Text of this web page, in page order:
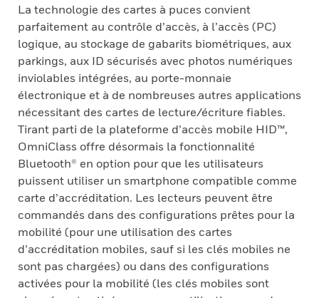
La technologie des cartes à puces convient
parfaitement au contrôle d’accès, à l’accès (PC)
logique, au stockage de gabarits biométriques, aux
parkings, aux ID sécurisés avec photos numériques
inviolables intégrées, au porte-monnaie
électronique et à de nombreuses autres applications
nécessitant des cartes de lecture/écriture fiables.
Tirant parti de la plateforme d’accès mobile HID™,
OmniClass offre désormais la fonctionnalité
Bluetooth® en option pour que les utilisateurs
puissent utiliser un smartphone compatible comme
carte d’accréditation. Les lecteurs peuvent être
commandés dans des configurations prêtes pour la
mobilité (pour une utilisation des cartes
d’accréditation mobiles, sauf si les clés mobiles ne
sont pas chargées) ou dans des configurations
activées pour la mobilité (les clés mobiles sont